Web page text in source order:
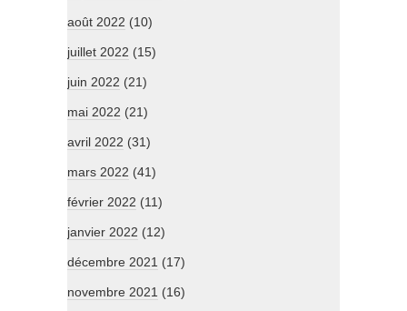
août 2022 (10)
juillet 2022 (15)
juin 2022 (21)
mai 2022 (21)
avril 2022 (31)
mars 2022 (41)
février 2022 (11)
janvier 2022 (12)
décembre 2021 (17)
novembre 2021 (16)